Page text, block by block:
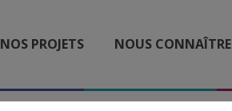
NOS PROJETS NOUS CONNAÎTRE